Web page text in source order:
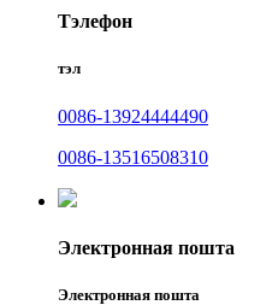
Тэлефон
тэл
0086-13924444490
0086-13516508310
Электронная пошта
Электронная пошта